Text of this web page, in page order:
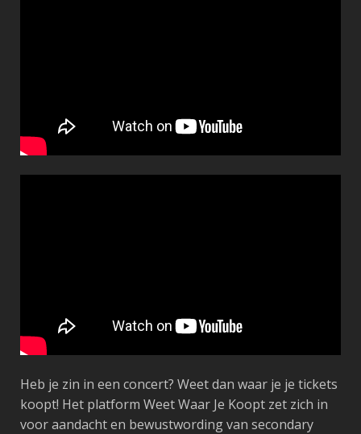
Heb je zin in een concert? Weet dan waar je je tickets
koopt! Het platform Weet Waar Je Koopt zet zich in
voor aandacht en bewustwording van secondary